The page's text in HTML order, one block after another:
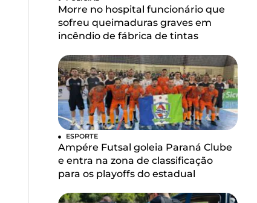
Morre no hospital funcionário que
sofreu queimaduras graves em
incêndio de fábrica de tintas
ESPORTE
Ampére Futsal goleia Paraná Clube
e entra na zona de classificação
para os playoffs do estadual